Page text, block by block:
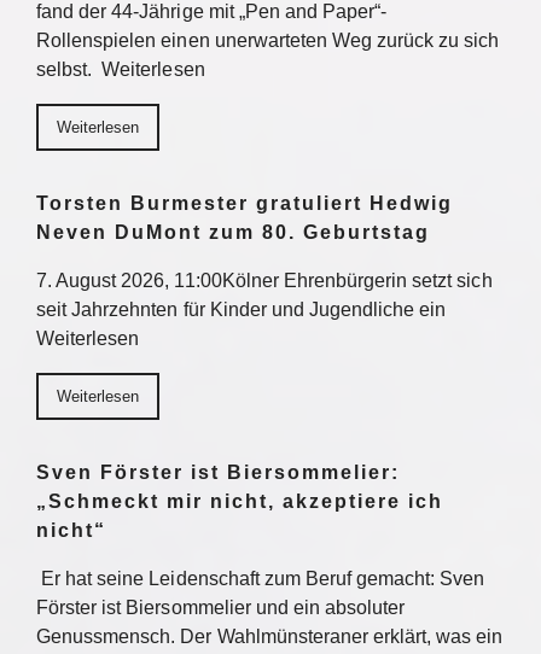
fand der 44-Jährige mit „Pen and Paper“-
Rollenspielen einen unerwarteten Weg zurück zu sich
selbst. Weiterlesen
Weiterlesen
Torsten Burmester gratuliert Hedwig
Neven DuMont zum 80. Geburtstag
7. August 2026, 11:00Kölner Ehrenbürgerin setzt sich
seit Jahrzehnten für Kinder und Jugendliche ein
Weiterlesen
Weiterlesen
Sven Förster ist Biersommelier:
„Schmeckt mir nicht, akzeptiere ich
nicht“
Er hat seine Leidenschaft zum Beruf gemacht: Sven
Förster ist Biersommelier und ein absoluter
Genussmensch. Der Wahlmünsteraner erklärt, was ein